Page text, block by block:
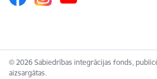
© 2026 Sabiedrības integrācijas fonds,
aizsargātas.